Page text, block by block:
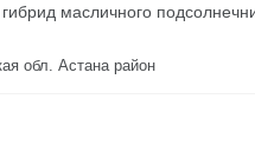
масличного
Казахстан, Актюбинская обл. Астана район